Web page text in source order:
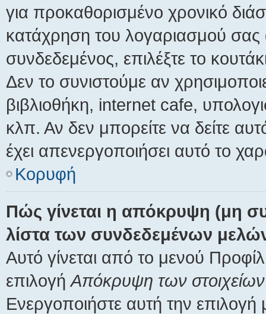
για προκαθορισμένο χρονικό
κατάχρηση του λογαριασμού
συνδεδεμένος, επιλέξτε το
Δεν το συνιστούμε αν
βιβλιοθήκη, internet cafe,
κλπ. Αν δεν μπορείτε να δείτε
έχει απενεργοποιήσει αυτό το
Κορυφή
Πώς γίνεται η απόκρυψη (μη
λίστα των συνδεδεμένων
Αυτό γίνεται από το μενού
επιλογήΑπόκρυψη των
Ενεργοποιήστε αυτή την επιλογή